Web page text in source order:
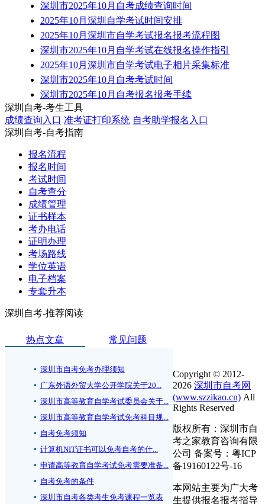
深圳市2025年10月自考成绩查询时间
2025年10月深圳自学考试时间安排
2025年10月深圳市自学考试报名报考流程图
深圳市2025年10月自学考试在线报名操作指引
2025年10月深圳市自学考试电子相片采集标准
深圳市2025年10月自考考试时间
深圳市2025年10月自考​报名报考手续
深圳自考-考生工具
成绩查询入口 准考证打印系统 自考助学报名入口
深圳自考-自考指南
报名流程
报名时间
考试时间
自考查分
成绩管理
证书样本
考办电话
证明办理
考场路线
学位英语
电子档案
专套升本
深圳自考-推荐阅读
热点文章 常见问题
深圳市自考免考办理须知
广东外语外贸大学公开学院关于20...
深圳市高等教育自学考试委员会关于...
深圳市高等教育自学考试免考科目规...
自考免考须知
计算机NIT证书可以免考自考的什...
申请高等教育自学考试免考需要准备...
自考免考的条件
深圳市自考各类考生免考课程一览表
Copyright © 2012-
2026 深圳市自考网
(www.szzikao.cn) All
Rights Reserved
版权所有：深圳市自
考之家教育咨询有限
公司 备案号：粤ICP
备19160122号-16
本网站主要为广大考
生提供报名报考指导